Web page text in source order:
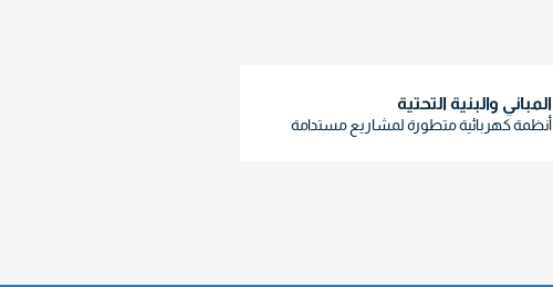
المباني والبنية التحتية
أنظمة كهربائية متطورة لمشاريع مستدامة